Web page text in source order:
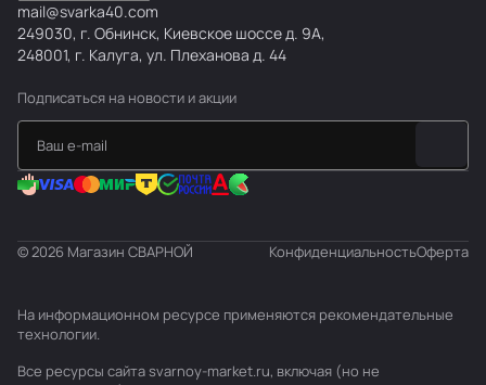
mail@svarka40.com
249030, г. Обнинск, Киевское шоссе д. 9А,
248001, г. Калуга, ул. Плеханова д. 44
Подписаться на новости и акции
© 2026 Магазин СВАРНОЙ КонфиденциальностьОферта
На информационном ресурсе применяются рекомендательные
технологии.
Все ресурсы сайта svarnoy-market.ru, включая (но не